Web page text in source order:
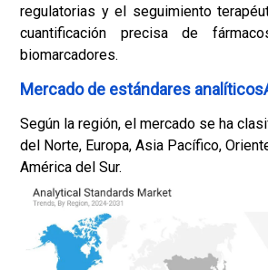
regulatorias y el seguimiento
cuantificación precisa de
biomarcadores.
Mercado de estándares
Según la región, el mercado se ha
del Norte, Europa, Asia Pacífico,
América del Sur.